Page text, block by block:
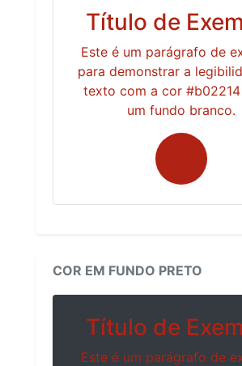
Título de
Este é um parágrafo de
para demonstrar a
texto com a cor
um fundo branco.
COR EM FUNDO PRETO
Título de
Este é um parágrafo de